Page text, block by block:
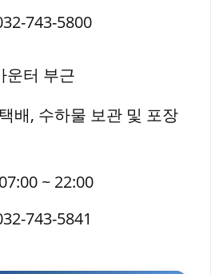
743-5800
운터 부근
배, 수하물 보관 및 포장
~ 22:00
743-5841